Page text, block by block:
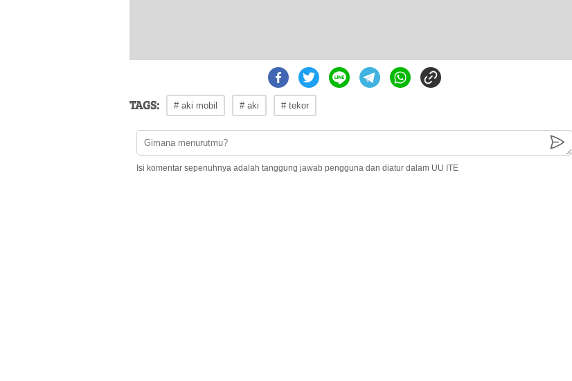
TAGS: # aki mobil # aki # tekor
Isi komentar sepenuhnya adalah tanggung jawab pengguna dan diatur dalam UU ITE